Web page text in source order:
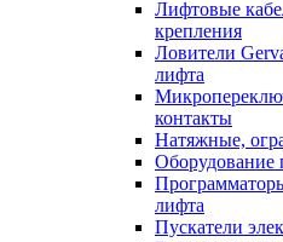
Лифтовые
крепления
Ловители
лифта
контакты
Натяжные,
Оборудование
лифта
Пускатели